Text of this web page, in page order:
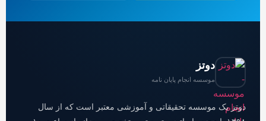
دوتز
موسسه انجام پایان نامه
دوتز یک موسسه تحقیقاتی و آموزشی معتبر است که از سال